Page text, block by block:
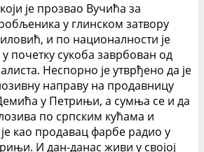
је прозвао Вучића за
у глинском затвору
и по националности је
у почетку сукоба заврбован од
Неспорно је утврђено да је
направу на продавницу
у Петрињи, а сумња се и да
по српским кућама и
као продавац фарбе радио у
И дан-данас живи у својој